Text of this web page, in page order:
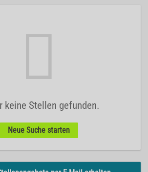
keine Stellen gefunden.
Neue Suche starten